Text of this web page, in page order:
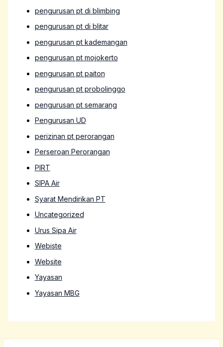
pengurusan pt di blimbing
pengurusan pt di blitar
pengurusan pt kademangan
pengurusan pt mojokerto
pengurusan pt paiton
pengurusan pt probolinggo
pengurusan pt semarang
Pengurusan UD
perizinan pt perorangan
Perseroan Perorangan
PIRT
SIPA Air
Syarat Mendirikan PT
Uncategorized
Urus Sipa Air
Webiste
Website
Yayasan
Yayasan MBG